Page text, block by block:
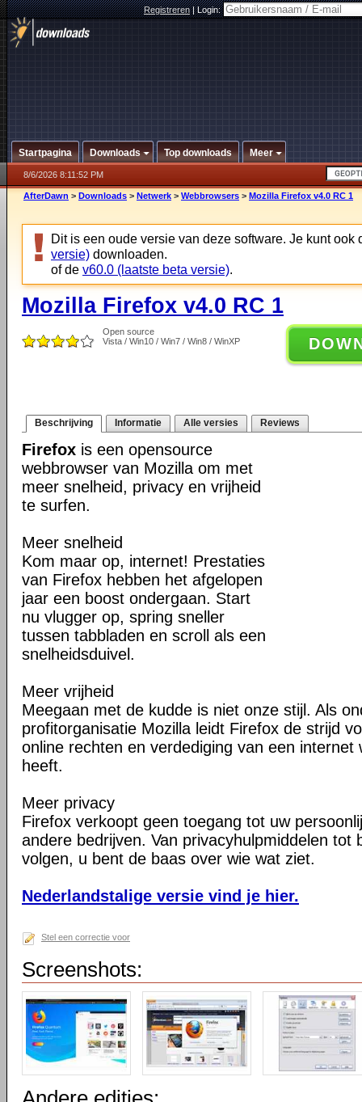
Registreren|Login:
Startpagina Downloads Top downloads Meer
8/6/2026 8:11:52 PM
AfterDawn > Downloads > Netwerk > Webbrowsers > Mozilla Firefox v4.0 RC 1
Dit is een oude versie van deze software. Je kunt ook
versie) downloaden.
of de v60.0 (laatste beta versie).
Mozilla Firefox v4.0 RC 1
Open source
Vista / Win10 / Win7 / Win8 / WinXP
Beschrijving Informatie Alle versies Reviews
Firefox is een opensource
webbrowser van Mozilla om met
meer snelheid, privacy en vrijheid
te surfen.
Meer snelheid
Kom maar op, internet! Prestaties
van Firefox hebben het afgelopen
jaar een boost ondergaan. Start
nu vlugger op, spring sneller
tussen tabbladen en scroll als een
snelheidsduivel.
Meer vrijheid
Meegaan met de kudde is niet onze stijl. Als
profitorganisatie Mozilla leidt Firefox de strijd
online rechten en verdediging van een internet
heeft.
Meer privacy
Firefox verkoopt geen toegang tot uw
andere bedrijven. Van privacyhulpmiddelen tot
volgen, u bent de baas over wie wat ziet.
Nederlandstalige versie vind je hier.
Stel een correctie voor
Screenshots: